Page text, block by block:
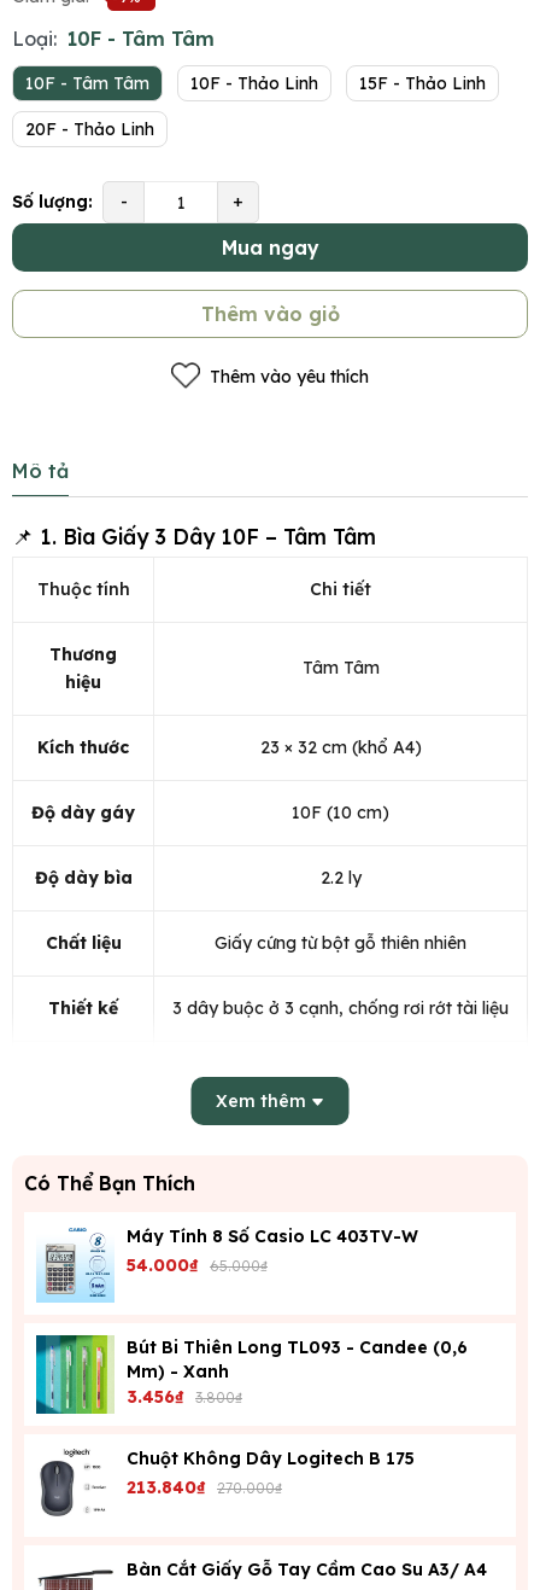
Loại: 10F - Tâm Tâm
10F - Tâm Tâm 10F - Thảo Linh 15F - Thảo Linh
20F - Thảo Linh
Số lượng: - +
Mua ngay
Thêm vào giỏ
Thêm vào yêu thích
Mô tả
📌 1. Bìa Giấy 3 Dây 10F – Tâm Tâm
Thuộc tính Chi tiết
Thương
hiệu
Tâm Tâm
Kích thước 23 × 32 cm (khổ A4)
Độ dày gáy 10F (10 cm)
Độ dày bìa 2.2 ly
Chất liệu Giấy cứng từ bột gỗ thiên nhiên
Thiết kế 3 dây buộc ở 3 cạnh, chống rơi rớt tài liệu
Giao ngẫu nhiên: xanh, đỏ, vàng, xám...
khảo
trường, phù hợp cho nhân viên văn phòng, kế toán, giáo viên.
Loại
bìa
Kích
Gá
Xem thêm
Có Thể Bạn Thích
Máy Tính 8 Số Casio LC 403TV-W
54.000₫ 65.000₫
Bút Bi Thiên Long TL093 - Candee (0,6
Mm) - Xanh
3.456₫ 3.800₫
Chuột Không Dây Logitech B 175
213.840₫ 270.000₫
Bàn Cắt Giấy Gỗ Tay Cầm Cao Su A3/ A4